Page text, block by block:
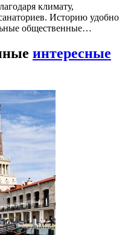
климату,
Историю удобно
общественные…
интересные